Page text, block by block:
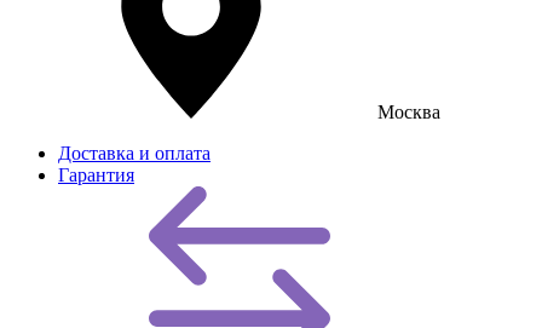
Москва
Доставка и оплата
Гарантия